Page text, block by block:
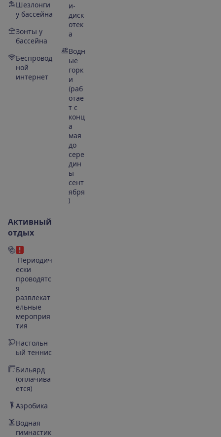
Шезлонги
у бассейна
Зонты у
бассейна
Беспровод
ной
интернет
и-
диск
отек
а
Водн
ые
горк
и
(раб
отае
т с
конц
а
мая
до
сере
дин
ы
сент
ября
)
Активный
отдых
Периодич
ески
проводятс
я
развлекат
ельные
мероприя
тия
Настольн
ый теннис
Бильярд
(оплачива
ется)
Аэробика
Водная
гимнастик